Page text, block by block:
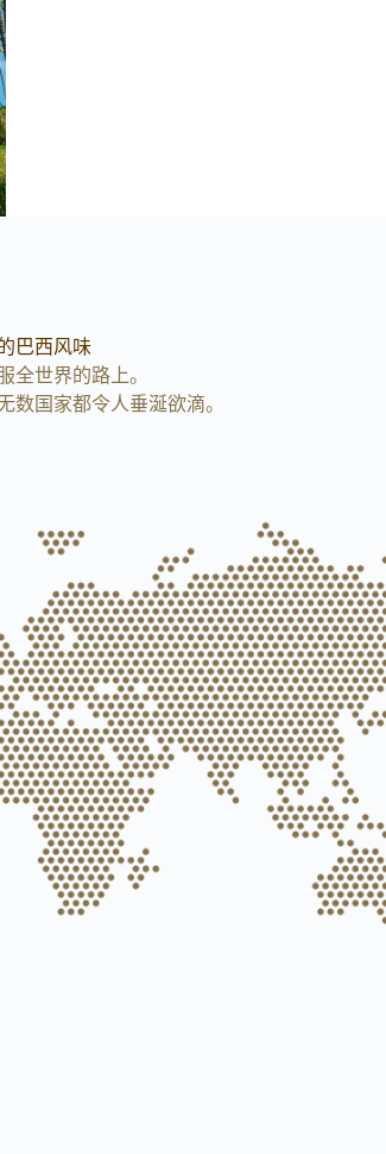
巴西风味
全世界的路上。
数国家都令人垂涎欲滴。